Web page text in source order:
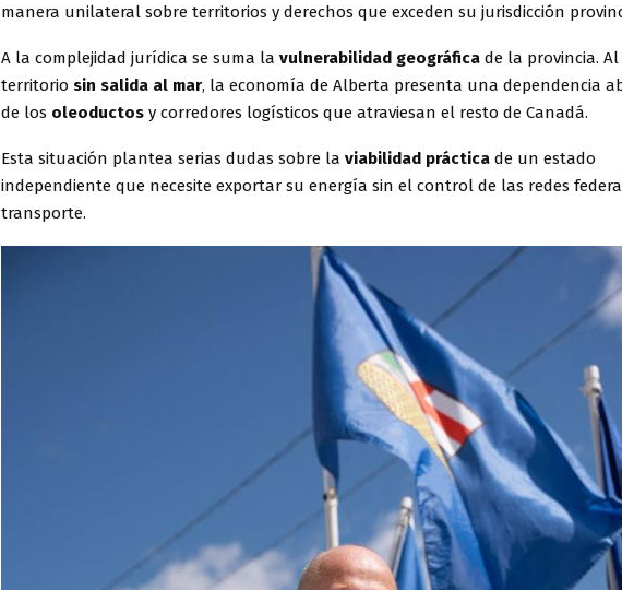
manera unilateral sobre territorios y derechos que exceden su jurisdicción
A la complejidad jurídica se suma la vulnerabilidad geográfica de la provincia.
territorio sin salida al mar, la economía de Alberta presenta una dependencia
de los oleoductos y corredores logísticos que atraviesan el resto de Canadá.
Esta situación plantea serias dudas sobre la viabilidad práctica de un estado
independiente que necesite exportar su energía sin el control de las redes
transporte.